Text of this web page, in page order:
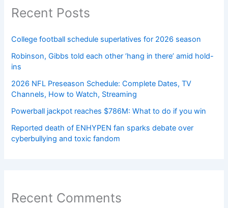
Recent Posts
College football schedule superlatives for 2026 season
Robinson, Gibbs told each other ‘hang in there’ amid hold-
ins
2026 NFL Preseason Schedule: Complete Dates, TV
Channels, How to Watch, Streaming
Powerball jackpot reaches $786M: What to do if you win
Reported death of ENHYPEN fan sparks debate over
cyberbullying and toxic fandom
Recent Comments